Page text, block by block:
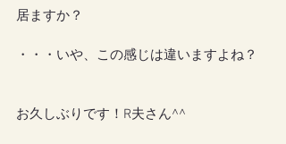
居ますか？
・・・いや、この感じは違いますよね？
お久しぶりです！R夫さん^^